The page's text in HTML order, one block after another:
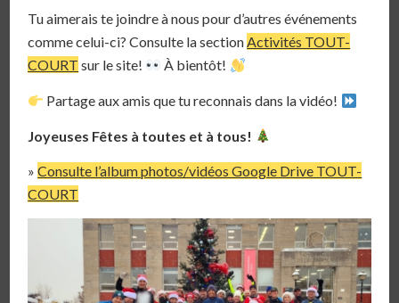
Tu aimerais te joindre à nous pour d’autres événements
comme celui-ci? Consulte la sectionActivités TOUT-
COURT sur le site! À bientôt!
Partage aux amis que tu reconnais dans la vidéo!
Joyeuses Fêtes à toutes et à tous!
»Consulte l’album photos/vidéos Google Drive TOUT-
COURT